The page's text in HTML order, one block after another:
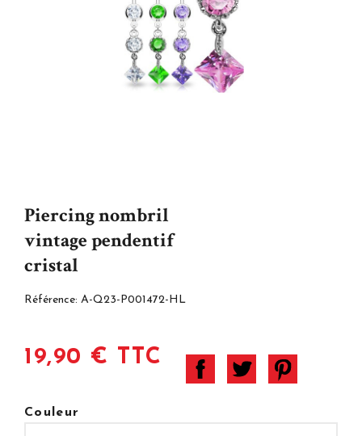
Piercing nombril
vintage pendentif
cristal
Référence: A-Q23-P001472-HL
19,90 € TTC
Couleur